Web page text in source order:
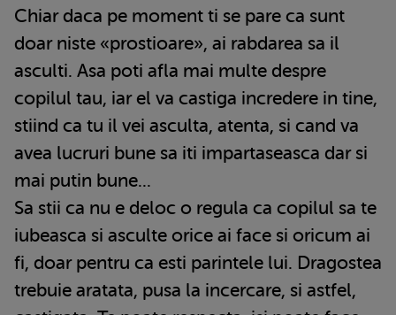
Chiar daca pe moment ti se pare ca sunt
doar niste «prostioare», ai rabdarea sa il
asculti. Asa poti afla mai multe despre
copilul tau, iar el va castiga incredere in tine,
stiind ca tu il vei asculta, atenta, si cand va
avea lucruri bune sa iti impartaseasca dar si
mai putin bune...
Sa stii ca nu e deloc o regula ca copilul sa te
iubeasca si asculte orice ai face si oricum ai
fi, doar pentru ca esti parintele lui. Dragostea
trebuie aratata, pusa la incercare, si astfel,